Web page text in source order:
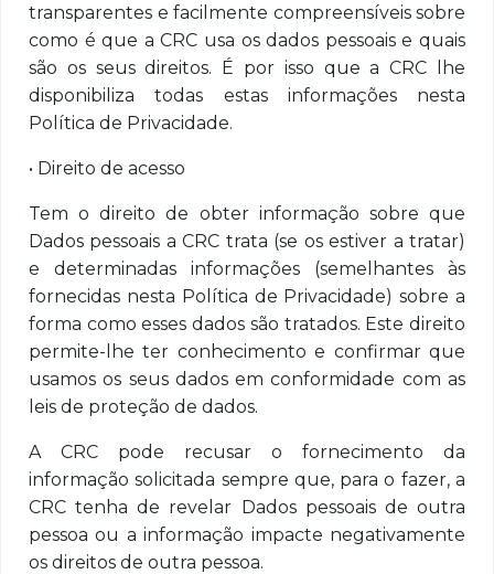
transparentes e facilmente compreensíveis sobre
como é que a CRC usa os dados pessoais e quais
são os seus direitos. É por isso que a CRC lhe
disponibiliza todas estas informações nesta
Política de Privacidade.
• Direito de acesso
Tem o direito de obter informação sobre que
Dados pessoais a CRC trata (se os estiver a tratar)
e determinadas informações (semelhantes às
fornecidas nesta Política de Privacidade) sobre a
forma como esses dados são tratados. Este direito
permite-lhe ter conhecimento e confirmar que
usamos os seus dados em conformidade com as
leis de proteção de dados.
A CRC pode recusar o fornecimento da
informação solicitada sempre que, para o fazer, a
CRC tenha de revelar Dados pessoais de outra
pessoa ou a informação impacte negativamente
os direitos de outra pessoa.